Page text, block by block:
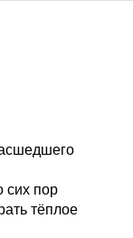
сих пор
тёплое